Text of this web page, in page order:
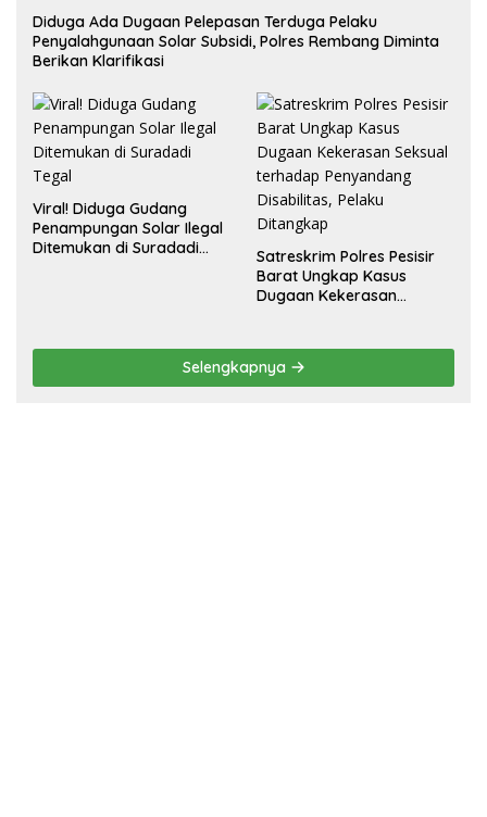
Diduga Ada Dugaan Pelepasan Terduga Pelaku
Penyalahgunaan Solar Subsidi, Polres Rembang Diminta
Berikan Klarifikasi
Viral! Diduga Gudang
Penampungan Solar Ilegal
Ditemukan di Suradadi
Satreskrim Polres Pesisir
Barat Ungkap Kasus
Dugaan Kekerasan
Pelaku Ditangkap
Selengkapnya